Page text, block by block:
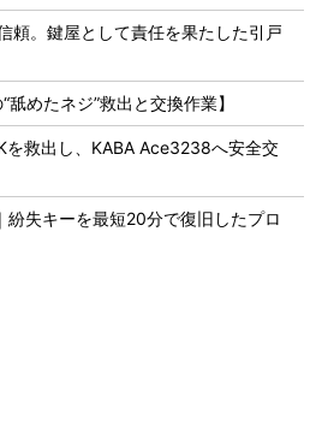
頼。鍵屋として責任を果たした引戸
めたネジ”救出と交換作業】
を救出し、KABA Ace3238へ安全交
紛失キーを最短20分で復旧したプロ